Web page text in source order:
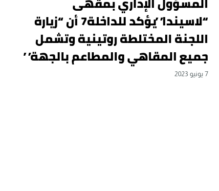
“لاسيندا”يؤكد للداخلة7 أن “زيارة
اللجنة المختلطة روتينية وتشمل
جميع المقاهي والمطاعم بالجهة”
7 يونيو 2023